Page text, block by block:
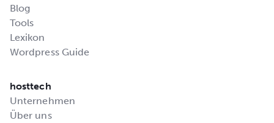
Blog
Tools
Lexikon
Wordpress Guide
hosttech
Unternehmen
Über uns